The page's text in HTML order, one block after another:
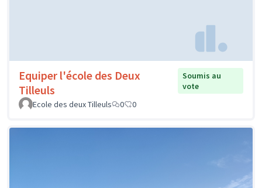
Equiper l'école des Deux
Tilleuls
Soumis au
vote
Ecole des deux Tilleuls
0 0